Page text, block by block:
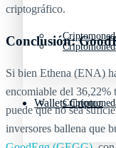
Wallets Cripto
criptográfico.
Conclusión:
Si bien Ethena (ENA)
encomiable del 36,22%
puede que no sea
inversores ballena que